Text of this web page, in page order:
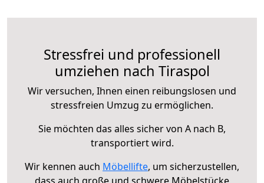
Stressfrei und professionell
umziehen nach Tiraspol
Wir versuchen, Ihnen einen reibungslosen und
stressfreien Umzug zu ermöglichen.
Sie möchten das alles sicher von A nach B,
transportiert wird.
Wir kennen auch Möbellifte, um sicherzustellen,